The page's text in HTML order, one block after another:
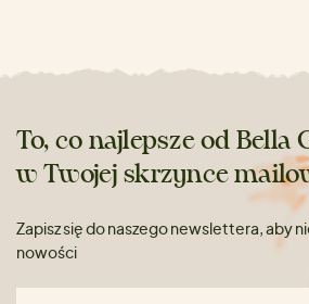
To, co najlepsze od Bella
w Twojej skrzynce
Zapisz się do naszego newslettera, aby
nowości